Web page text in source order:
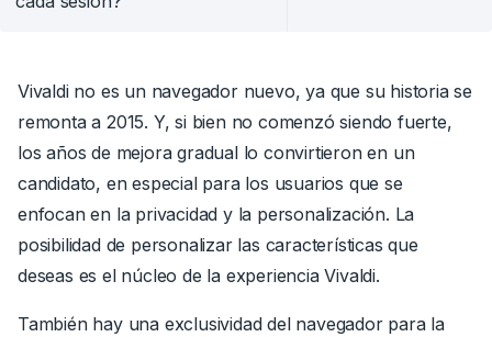
Vivaldi no es un navegador nuevo, ya que su historia se
remonta a 2015. Y, si bien no comenzó siendo fuerte,
los años de mejora gradual lo convirtieron en un
candidato, en especial para los usuarios que se
enfocan en la privacidad y la personalización. La
posibilidad de personalizar las características que
deseas es el núcleo de la experiencia Vivaldi.
También hay una exclusividad del navegador para la